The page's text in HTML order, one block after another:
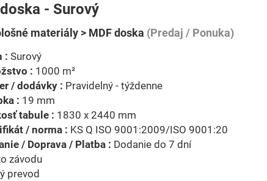
- Surový
materiály > MDF doska (Predaj / Ponuka)
: Surový
: 1000 m²
/ dodávky : Pravidelný - týždenne
: 19 mm
tabule : 1830 x 2440 mm
/ norma : KS Q ISO 9001:2009/ISO 9001:20
/ Doprava / Platba : Dodanie do 7 dní
závodu
prevod